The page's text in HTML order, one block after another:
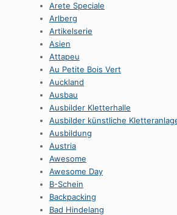
Arete Speciale
Arlberg
Artikelserie
Asien
Attapeu
Au Petite Bois Vert
Auckland
Ausbau
Ausbilder Kletterhalle
Ausbilder künstliche
Ausbildung
Austria
Awesome
Awesome Day
B-Schein
Backpacking
Bad Hindelang